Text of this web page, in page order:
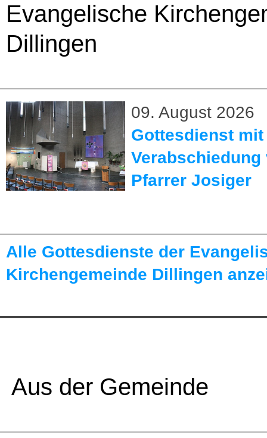
Evangelische
Dillingen
09. August 2026
Gottesdienst mit
Verabschiedung
Pfarrer Josiger
Alle Gottesdienste der
Kirchengemeinde Dillingen
Aus der Gemeinde